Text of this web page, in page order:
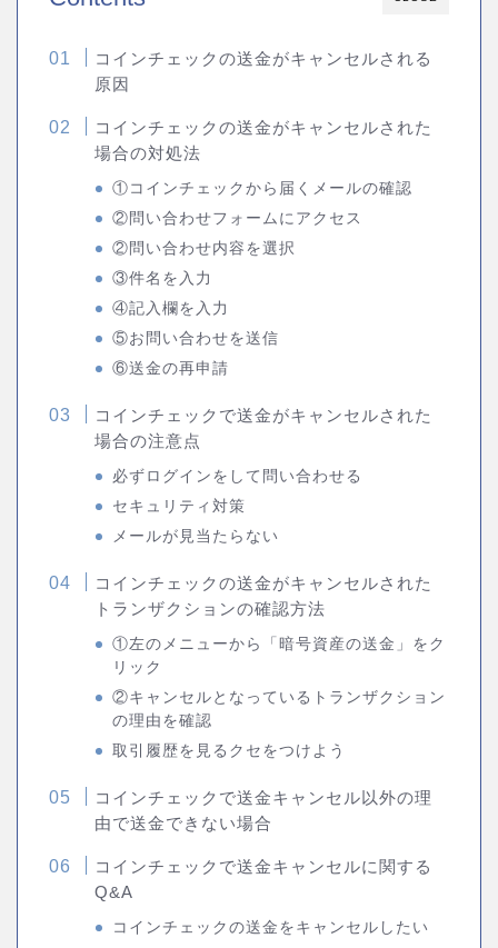
コインチェックの送金がキャンセルされる
原因
コインチェックの送金がキャンセルされた
場合の対処法
①コインチェックから届くメールの確認
②問い合わせフォームにアクセス
②問い合わせ内容を選択
③件名を入力
④記入欄を入力
⑤お問い合わせを送信
⑥送金の再申請
コインチェックで送金がキャンセルされた
場合の注意点
必ずログインをして問い合わせる
セキュリティ対策
メールが見当たらない
コインチェックの送金がキャンセルされた
トランザクションの確認方法
①左のメニューから「暗号資産の送金」をク
リック
②キャンセルとなっているトランザクション
の理由を確認
取引履歴を見るクセをつけよう
コインチェックで送金キャンセル以外の理
由で送金できない場合
コインチェックで送金キャンセルに関する
Q&A
コインチェックの送金をキャンセルしたい